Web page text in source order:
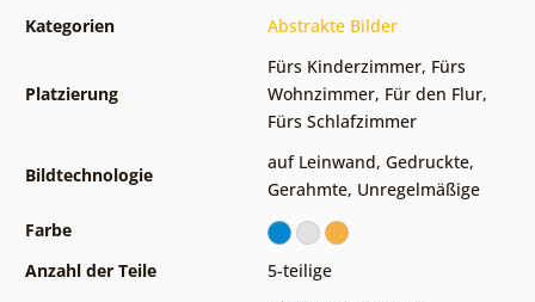
Kategorien Abstrakte Bilder
Platzierung
Fürs Kinderzimmer, Fürs
Wohnzimmer, Für den Flur,
Fürs Schlafzimmer
Bildtechnologie
auf Leinwand, Gedruckte,
Gerahmte, Unregelmäßige
Farbe
Anzahl der Teile
5-teilige